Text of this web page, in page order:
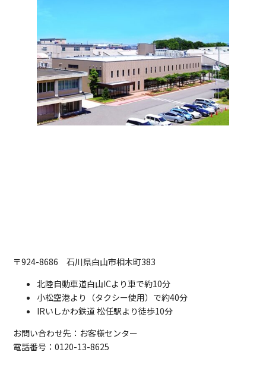
〒924-8686 石川県白山市相木町383
北陸自動車道白山ICより車で約10分
小松空港より（タクシー使用）で約40分
IRいしかわ鉄道 松任駅より徒歩10分
お問い合わせ先：お客様センター
電話番号：0120-13-8625